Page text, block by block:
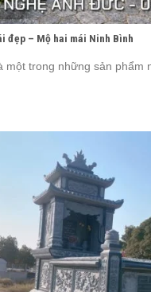
đẹp – Mộ hai mái Ninh Bình
một trong những sản phẩm